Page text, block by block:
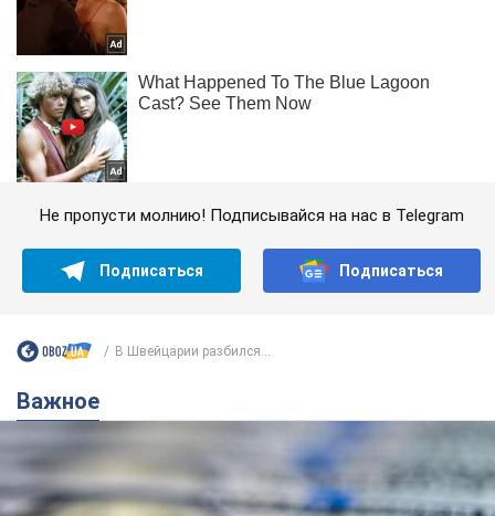
Не пропусти молнию! Подписывайся на нас в Telegram
Подписаться Подписаться
В Швейцарии разбился...
Важное